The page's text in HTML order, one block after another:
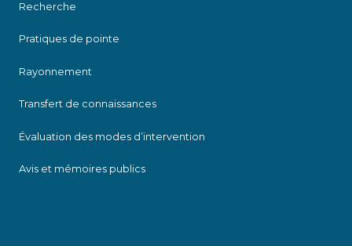
Recherche
Pratiques de pointe
Rayonnement
Transfert de connaissances
Évaluation des modes d’intervention
Avis et mémoires publics